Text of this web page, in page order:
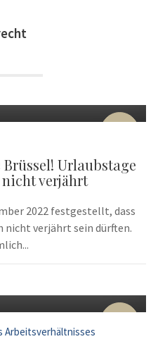
22
Urlaubstage
verjährt
2022 festgestellt, dass
nicht verjährt sein dürften.
10
Arbeitsverhältnisses